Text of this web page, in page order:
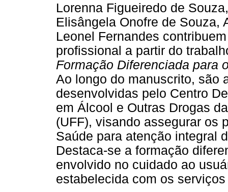
Lorenna Figueiredo de
Elisângela Onofre de Souza,
Leonel Fernandes
profissional a partir do
Formação Diferenciada para
Ao longo do manuscrito, são
desenvolvidas pelo Centro
em Álcool e Outras Drogas
(UFF), visando assegurar os
Saúde para atenção integral
Destaca-se a formação
envolvido no cuidado ao
estabelecida com os